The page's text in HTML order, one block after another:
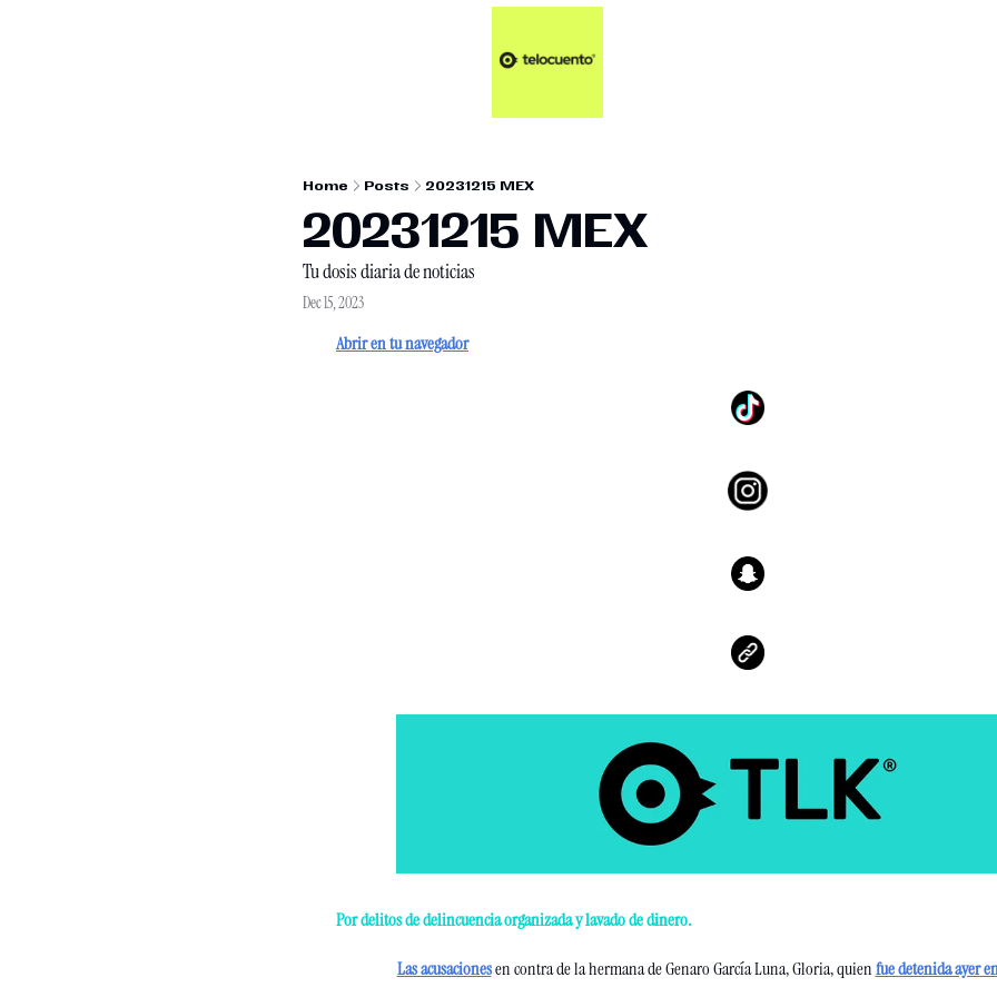
Home Posts 20231215 MEX
20231215 MEX
Tu dosis diaria de noticias
Dec 15, 2023
Abrir en tu navegador
Por delitos de delincuencia organizada y lavado de dinero.
Las acusacionesen contra de la hermana de Genaro García Luna, Gloria, quien fue detenida ayer